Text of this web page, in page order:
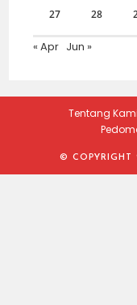
27 28
« Apr Jun »
Tentang Kami
© COPYRIGHT